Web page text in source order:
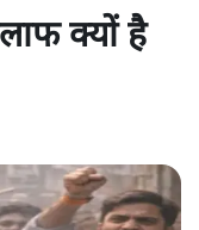
क्यों है